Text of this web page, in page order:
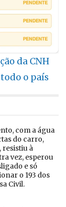
da CNH
o país
com a água
do carro,
resistiu à
vez, esperou
e só
o 193 dos
Civil.